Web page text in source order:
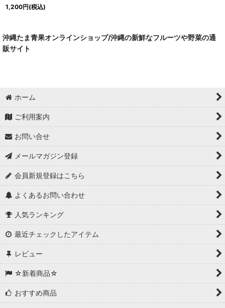
1,200円(税込)
沖縄たま青果オンラインショップ/沖縄の新鮮なフルーツや野菜の通
販サイト
ホーム
ご利用案内
お問い合せ
メールマガジン登録
会員新規登録はこちら
よくあるお問い合わせ
人気ランキング
最近チェックしたアイテム
レビュー
☆新着商品☆
おすすめ商品